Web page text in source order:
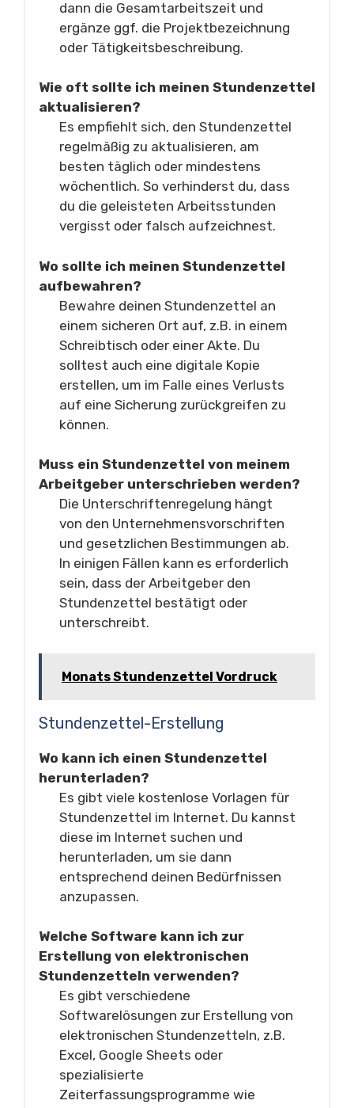
dann die Gesamtarbeitszeit und
ergänze ggf. die Projektbezeichnung
oder Tätigkeitsbeschreibung.
Wie oft sollte ich meinen Stundenzettel
aktualisieren?
Es empfiehlt sich, den Stundenzettel
regelmäßig zu aktualisieren, am
besten täglich oder mindestens
wöchentlich. So verhinderst du, dass
du die geleisteten Arbeitsstunden
vergisst oder falsch aufzeichnest.
Wo sollte ich meinen Stundenzettel
aufbewahren?
Bewahre deinen Stundenzettel an
einem sicheren Ort auf, z.B. in einem
Schreibtisch oder einer Akte. Du
solltest auch eine digitale Kopie
erstellen, um im Falle eines Verlusts
auf eine Sicherung zurückgreifen zu
können.
Muss ein Stundenzettel von meinem
Arbeitgeber unterschrieben werden?
Die Unterschriftenregelung hängt
von den Unternehmensvorschriften
und gesetzlichen Bestimmungen ab.
In einigen Fällen kann es erforderlich
sein, dass der Arbeitgeber den
Stundenzettel bestätigt oder
unterschreibt.
Monats Stundenzettel Vordruck
Stundenzettel-Erstellung
Wo kann ich einen Stundenzettel
herunterladen?
Es gibt viele kostenlose Vorlagen für
Stundenzettel im Internet. Du kannst
diese im Internet suchen und
herunterladen, um sie dann
entsprechend deinen Bedürfnissen
anzupassen.
Welche Software kann ich zur
Erstellung von elektronischen
Stundenzetteln verwenden?
Es gibt verschiedene
Softwarelösungen zur Erstellung von
elektronischen Stundenzetteln, z.B.
Excel, Google Sheets oder
spezialisierte
Zeiterfassungsprogramme wie